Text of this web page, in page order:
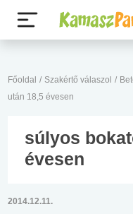
Főoldal / Szakértő válaszol /
után 18,5 évesen
súlyos
évesen
2014.12.11.